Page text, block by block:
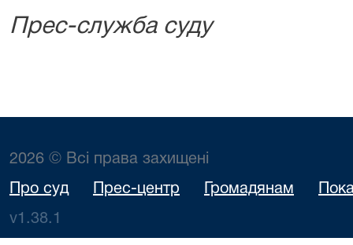
Прес-служба суду
2026 © Всі права захищені
Про суд Прес-центр Громадянам
v1.38.1